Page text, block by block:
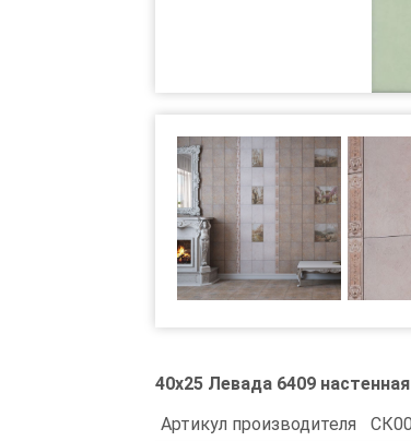
40x25 Левада 6409
Артикул производителя